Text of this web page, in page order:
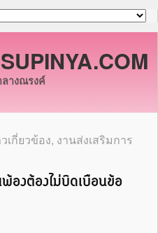
างณรงค์
เกี่ยวข้อง, งานส่งเสริมการ
งต้องไม่บิดเบือนข้อ